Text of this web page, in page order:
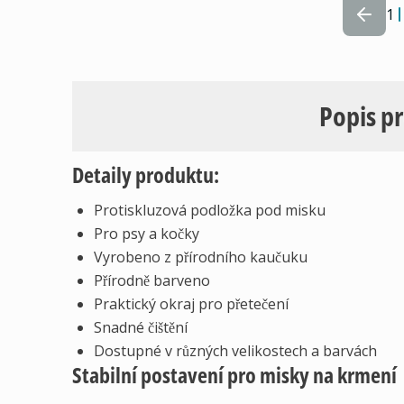
1
Popis
Detaily produktu:
Protiskluzová podložka pod misku
Pro psy a kočky
Vyrobeno z přírodního kaučuku
Přírodně barveno
Praktický okraj pro přetečení
Snadné čištění
Dostupné v různých velikostech a barvách
Stabilní postavení pro misky na krmení